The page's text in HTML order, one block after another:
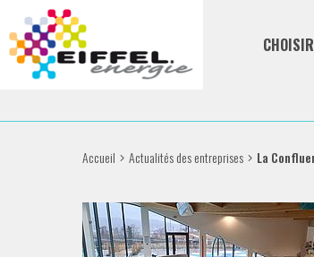
Accueil Actualités des entreprises La